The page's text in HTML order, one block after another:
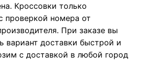
Кроссовки только
проверкой номера от
При заказе вы
вариант доставки быстрой и
с доставкой в любой город